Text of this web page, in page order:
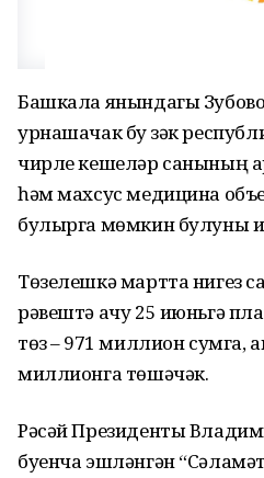
Башкала янындагы
урнашачак бу үзәк
чирле кешеләр санының
һәм махсус медицина
булырга мөмкин булуны
Төзелешкә мартта нигез
рәвештә ачу 25 июньгә
төзү – 971 миллион сумга,
миллионга төшәчәк.
Рәсәй Президенты
буенча эшләнгән